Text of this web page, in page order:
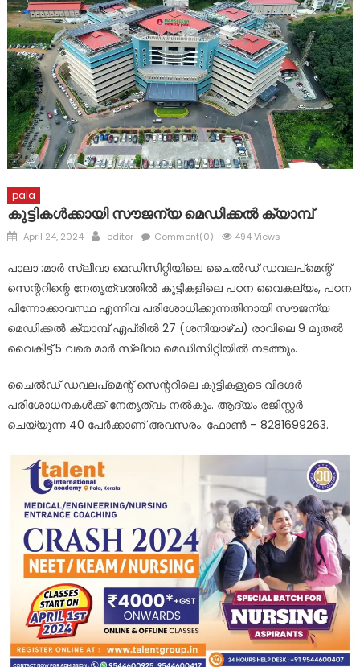
പ്രളയത്തിൽ നാശനഷ്ടങ്ങൾ നേരിട്ട വ്യാപാരികൾക്ക്
സാമ്പത്തിക സഹായ പാക്കേജ് സർക്കാർ തയ്യാറാക്കണം:
സി.പി. അബ്ദുലത്തീഫ്
കോട്ടയം ജില്ലയിലെ വിദ്യാഭ്യാസ സ്ഥാപനങ്ങൾക്ക് നാളെ
അവധി
pala
കുട്ടികൾക്കായി സൗജന്യ മെഡിക്കൽ ക്യാമ്പ്
Posted
April 24, 2024 Author
editor Comment(0) 494 Views
പാലാ :മാർ സ്ലീവാ മെഡിസിറ്റിയിലെ ചൈൽഡ് ഡവലപ്മെന്റ്
സെന്ററിന്റെ നേതൃത്വത്തിൽ കുട്ടികളിലെ പഠന വൈകല്യം, പഠന
പിന്നോക്കാവസ്ഥ എന്നിവ പരിശോധിക്കുന്നതിനായി സൗജന്യ
മെഡിക്കൽ ക്യാമ്പ് ഏപ്രിൽ 27 (ശനിയാഴ്ച) രാവിലെ 9 മുതൽ
വൈകിട്ട് 5 വരെ മാർ സ്ലീവാ മെഡിസിറ്റിയിൽ നടത്തും.
ചൈൽഡ് ഡവലപ്മെന്റ് സെന്ററിലെ കുട്ടികളുടെ വി​ദ​ഗ്ദർ
പരിശോധനകൾക്ക് നേതൃത്വം നൽകും. ആദ്യം രജിസ്റ്റർ
ചെയ്യുന്ന 40 പേർക്കാണ് അവസരം. ഫോൺ – 8281699263.